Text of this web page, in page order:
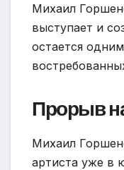
Михаил
выступает и
остается
Прорыв
Михаил
артиста уже в